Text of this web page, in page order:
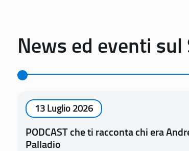
News ed eventi sul
13 Luglio 2026
PODCAST che ti racconta chi era
Palladio